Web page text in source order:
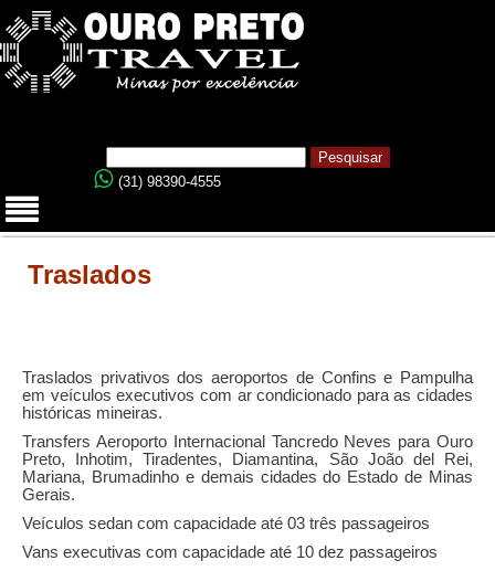
(31) 98390-4555
Traslados
Traslados privativos dos aeroportos de Confins e Pampulha
em veículos executivos com ar condicionado para as cidades
históricas mineiras.
Transfers Aeroporto Internacional Tancredo Neves para Ouro
Preto, Inhotim, Tiradentes, Diamantina, São João del Rei,
Mariana, Brumadinho e demais cidades do Estado de Minas
Gerais.
Veículos sedan com capacidade até 03 três passageiros
Vans executivas com capacidade até 10 dez passageiros